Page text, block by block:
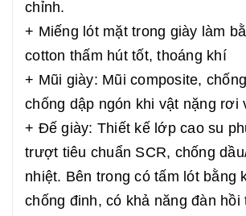
chỉnh.
+ Miếng lót mặt trong giày làm
cotton thấm hút tốt, thoáng khí
+ Mũi giày: Mũi composite,
chống dập ngón khi vật nặng rơi
+ Đế giày: Thiết kế lớp cao su
trượt tiêu chuẩn SCR, chống
nhiệt. Bên trong có tấm lót bằng
chống đinh, có khả năng đàn hồi